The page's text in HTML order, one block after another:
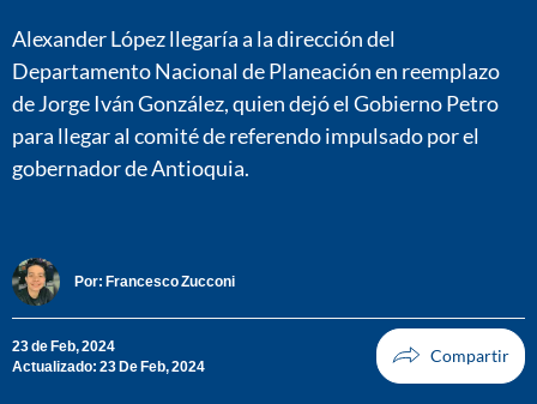
Alexander López llegaría a la dirección del
Departamento Nacional de Planeación en reemplazo
de Jorge Iván González, quien dejó el Gobierno Petro
para llegar al comité de referendo impulsado por el
gobernador de Antioquia.
Por: Francesco Zucconi
23 de Feb, 2024
Actualizado: 23 De Feb, 2024